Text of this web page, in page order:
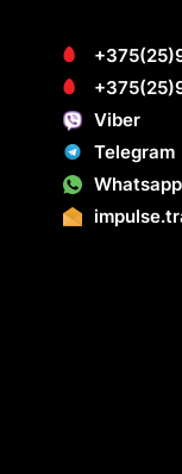
Viber
Telegram
Whatsapp